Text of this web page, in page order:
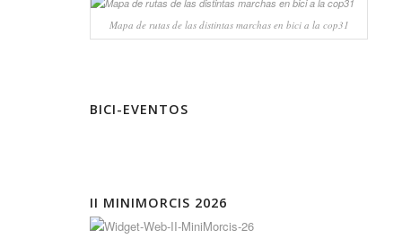
Mapa de rutas de las distintas marchas en bici a la cop31
BICI-EVENTOS
II MINIMORCIS 2026